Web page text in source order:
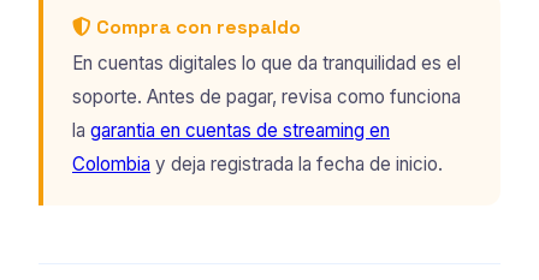
Compra con respaldo
En cuentas digitales lo que da tranquilidad es el
soporte. Antes de pagar, revisa como funciona
la garantia en cuentas de streaming en
Colombia y deja registrada la fecha de inicio.